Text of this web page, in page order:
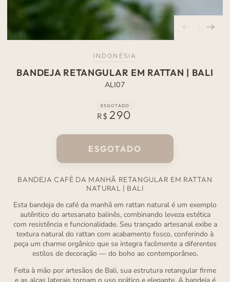
INDONÉSIA
BANDEJA RETANGULAR EM RATTAN | BALI
ALI07
Preço
R$ 290
ESGOTADO
ESGOTADO
BANDEJA CAFÉ DA MANHÃ RETANGULAR EM RATTAN
NATURAL | BALI
Esta bandeja de café da manhã em rattan natural é um exemplo
autêntico do artesanato balinês, combinando leveza estética
com resistência e funcionalidade. Seu trançado artesanal exibe a
textura natural do rattan com acabamento fosco, conferindo à
peça um charme orgânico que se integra facilmente a diferentes
estilos de decoração — do boho ao contemporâneo.
Feita à mão por artesãos de Bali, sua estrutura retangular firme